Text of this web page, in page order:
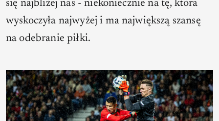
się najbliżej nas - niekoniecznie na tę, która
wyskoczyła najwyżej i ma największą szansę
na odebranie piłki.